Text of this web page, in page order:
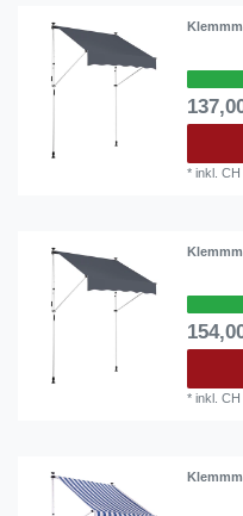
*inkl. CH
*inkl. CH